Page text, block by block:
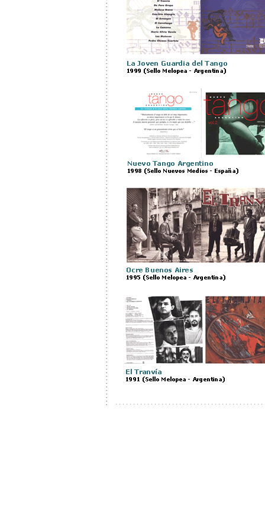
. . . . . . . . . . . . . . . . . . . . . . . . . . . . . . . . . . . . . . . . .